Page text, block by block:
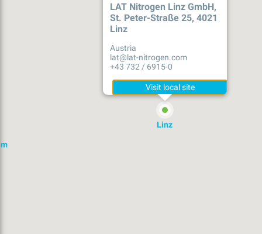
Linz
LAT Nitrogen Linz GmbH,
St. Peter-Straße 25, 4021
Linz
Austria
lat@lat-nitrogen.com
+43 732 / 6915-0